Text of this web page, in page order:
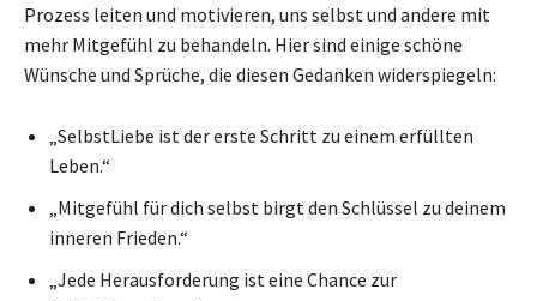
Prozess leiten und motivieren, uns selbst und andere mit
mehr Mitgefühl zu behandeln. Hier sind einige schöne
Wünsche und Sprüche, die diesen Gedanken widerspiegeln:
„SelbstLiebe ist der erste Schritt zu einem erfüllten
Leben.“
„Mitgefühl für dich selbst birgt den Schlüssel zu deinem
inneren Frieden.“
„Jede Herausforderung ist eine Chance zur